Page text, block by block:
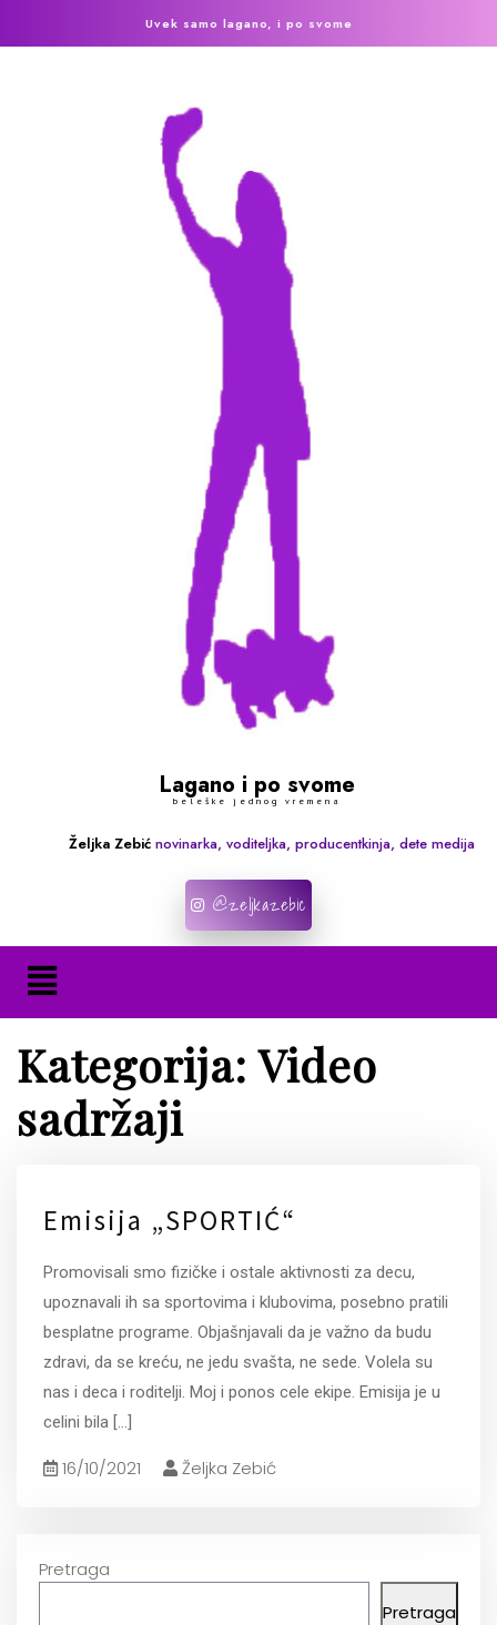
Uvek samo lagano, i po svome
Lagano i po svome
beleške jednog vremena
Željka Zebić novinarka, voditeljka, producentkinja, dete medija
@zeljkazebic
Kategorija:Video
sadržaji
Emisija „SPORTIĆ“
Promovisali smo fizičke i ostale aktivnosti za decu,
upoznavali ih sa sportovima i klubovima, posebno pratili
besplatne programe. Objašnjavali da je važno da budu
zdravi, da se kreću, ne jedu svašta, ne sede. Volela su
nas i deca i roditelji. Moj i ponos cele ekipe. Emisija je u
celini bila [...]
16/10/2021 Željka Zebić
Pretraga
Pretraga